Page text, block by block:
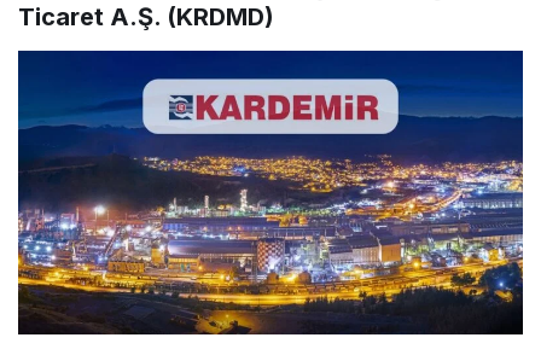
Ticaret A.Ş. (KRDMD)